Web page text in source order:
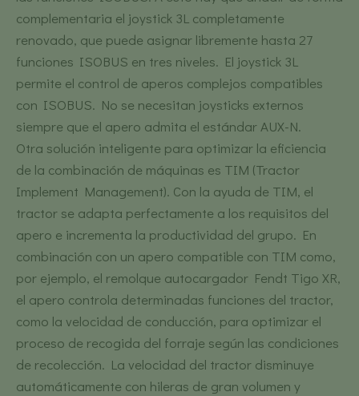
complementaria el joystick 3L completamente
renovado, que puede asignar libremente hasta 27
funciones ISOBUS en tres niveles. El joystick 3L
permite el control de aperos complejos compatibles
con ISOBUS. No se necesitan joysticks externos
siempre que el apero admita el estándar AUX-N.
Otra solución inteligente para optimizar la eficiencia
de la combinación de máquinas es TIM (Tractor
Implement Management). Con la ayuda de TIM, el
tractor se adapta perfectamente a los requisitos del
apero e incrementa la productividad del grupo. En
combinación con un apero compatible con TIM como,
por ejemplo, el remolque autocargador Fendt Tigo XR,
el apero controla determinadas funciones del tractor,
como la velocidad de conducción, para optimizar el
proceso de recogida del forraje según las condiciones
de recolección. La velocidad del tractor disminuye
automáticamente con hileras de gran volumen y